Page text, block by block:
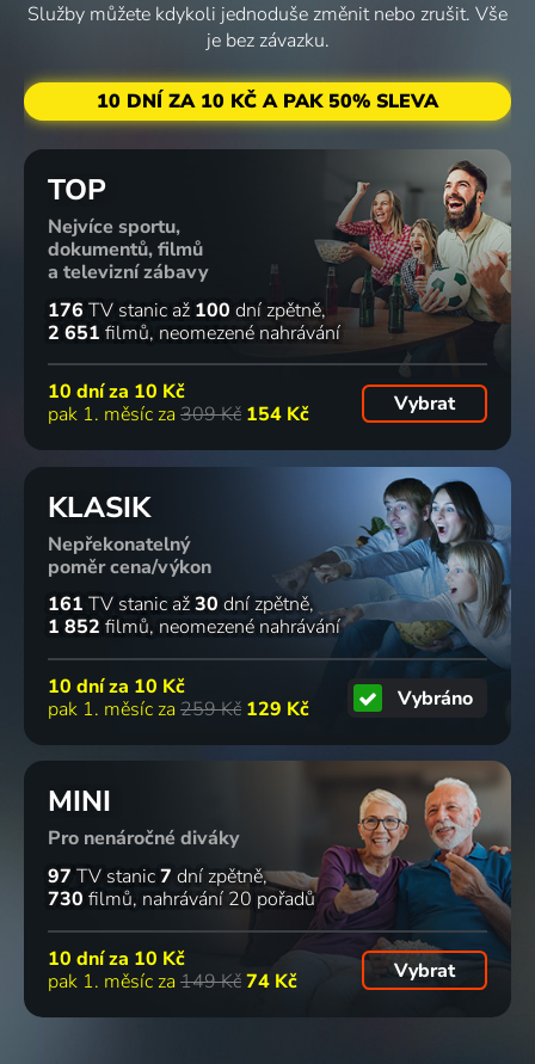
Služby můžete kdykoli jednoduše změnit nebo zrušit. Vše
je bez závazku.
10 DNÍ ZA 10 KČ A PAK 50% SLEVA
TOP
Nejvíce sportu,
dokumentů, filmů
a televizní zábavy
176 TV stanic až 100 dní zpětně
2 651 filmů neomezené nahrávání
10 dní za 10 Kč
pak 1. měsíc za 309 Kč 154 Kč Vybrat
KLASIK
Nepřekonatelný
poměr cena/výkon
161 TV stanic až30 dní zpětně
1 852 filmů neomezené nahrávání
10 dní za 10 Kč
pak 1. měsíc za 259 Kč 129 Kč Vybráno
MINI
Pro nenáročné diváky
97 TV stanic7 dní zpětně
730 filmů nahrávání 20 pořadů
10 dní za 10 Kč
pak 1. měsíc za 149 Kč74 Kč Vybrat